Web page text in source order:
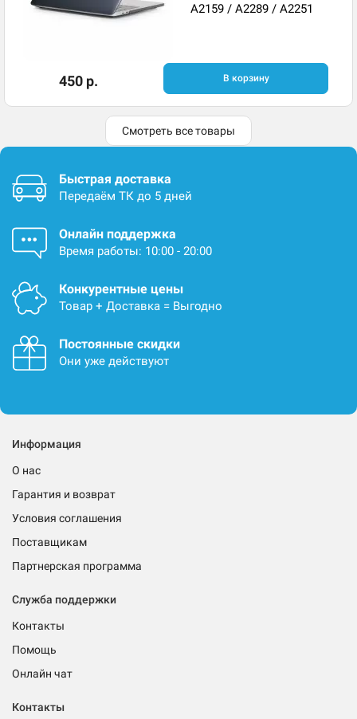
A2159 / A2289 / A2251
450 р. В корзину
Смотреть все товары
Быстрая доставка
Передаём ТК до 5 дней
Онлайн поддержка
Время работы: 10:00 - 20:00
Конкурентные цены
Товар + Доставка = Выгодно
Постоянные скидки
Они уже действуют
Информация
О нас
Гарантия и возврат
Условия соглашения
Поставщикам
Партнерская программа
Служба поддержки
Контакты
Помощь
Онлайн чат
Контакты